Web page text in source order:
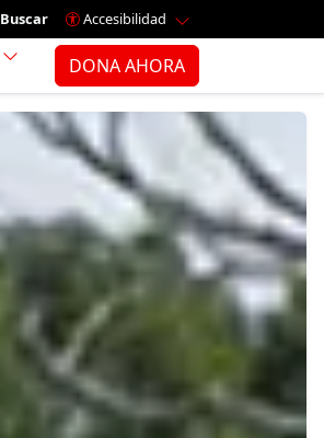
Ir al menú principal
Buscar
Accesibilidad
DONA AHORA